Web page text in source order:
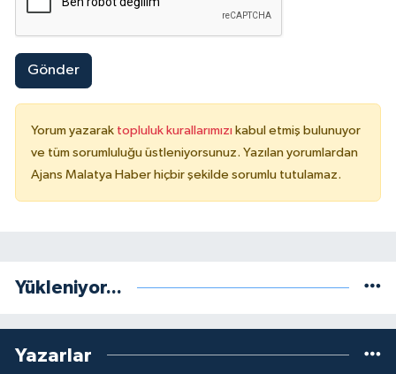
Gönder
Yorum yazarak topluluk kurallarımızı kabul etmiş bulunuyor
ve tüm sorumluluğu üstleniyorsunuz. Yazılan yorumlardan
Ajans Malatya Haber hiçbir şekilde sorumlu tutulamaz.
Yükleniyor...
Yazarlar